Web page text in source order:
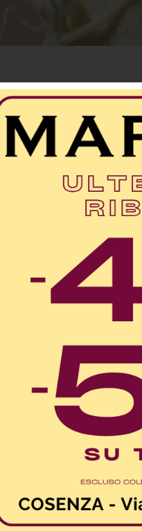
per miglior